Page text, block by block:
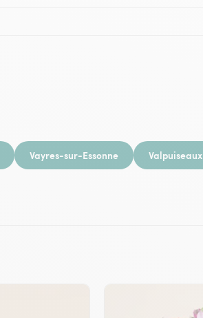
Vayres-sur-Essonne Valpuiseaux